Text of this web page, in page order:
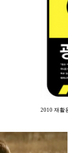
2010 재활